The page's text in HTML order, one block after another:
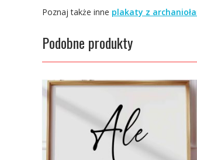
Poznaj także inne plakaty z
Podobne produkty